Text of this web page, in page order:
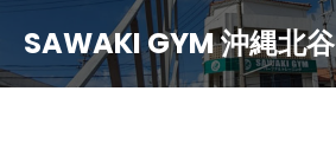
SAWAKI GYM 沖縄北谷